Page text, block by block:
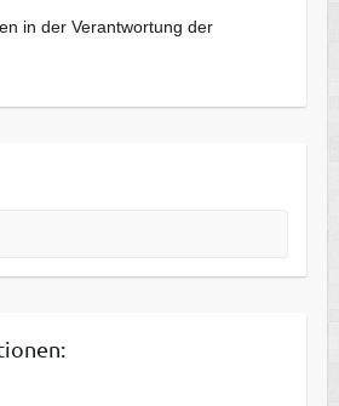
in der Verantwortung der